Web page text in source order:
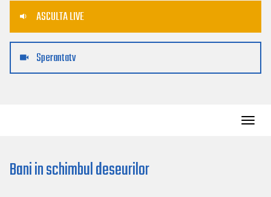
ASCULTA LIVE
Sperantatv
Bani in schimbul deseurilor